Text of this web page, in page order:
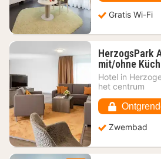
Gratis Wi-Fi
HerzogsPark
mit/ohne
Hotel in
het centrum
Zwembad